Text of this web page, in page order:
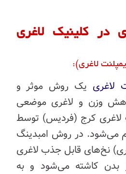
در کلینیک لاغری
لاغری):
لاغری یک روش موثر و
وزن و لاغری موضعی
لاغری کرج (فردیس) توسط
می‌شود. در روش امبدینگ
نخ‌های قابل جذب لاغری
بدن کاشته می‌شود و به